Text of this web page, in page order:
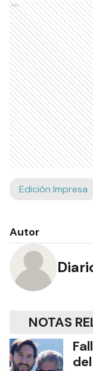
Ads
Edición Impresa
Autor
NOTAS